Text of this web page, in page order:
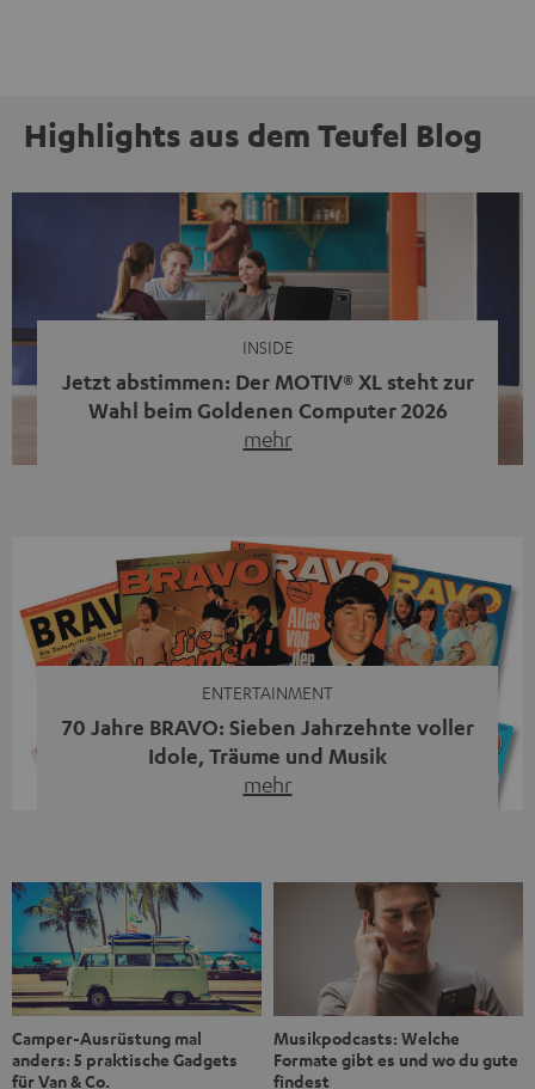
Highlights aus dem Teufel Blog
INSIDE
Jetzt abstimmen: Der MOTIV® XL steht zur
Wahl beim Goldenen Computer 2026
mehr
Streaming-System vereint hochwertige HiFi-Technik,
moderne Streaming-Funktionen und hohe Flexibilität in
einem einzigen Gerät – und zeigt, dass man für großen
Sound heute keine klassische HiFi-Anlage mehr braucht.
ENTERTAINMENT
70 Jahre BRAVO: Sieben Jahrzehnte voller
Idole, Träume und Musik
mehr
1956 begleitet das Magazin Jugendliche durch Rock und
Pop, kleine Schwärmereien und große Fragen. Zum 70.
Jubiläum werfen wir einen Blick zurück. Vom Filmheft zur
Jugendmarke: Wie die BRAVO ihren Ton fand Als die […]
Camper-Ausrüstung mal
anders: 5 praktische Gadgets
für Van & Co.
Musikpodcasts: Welche
Formate gibt es und wo du gute
findest